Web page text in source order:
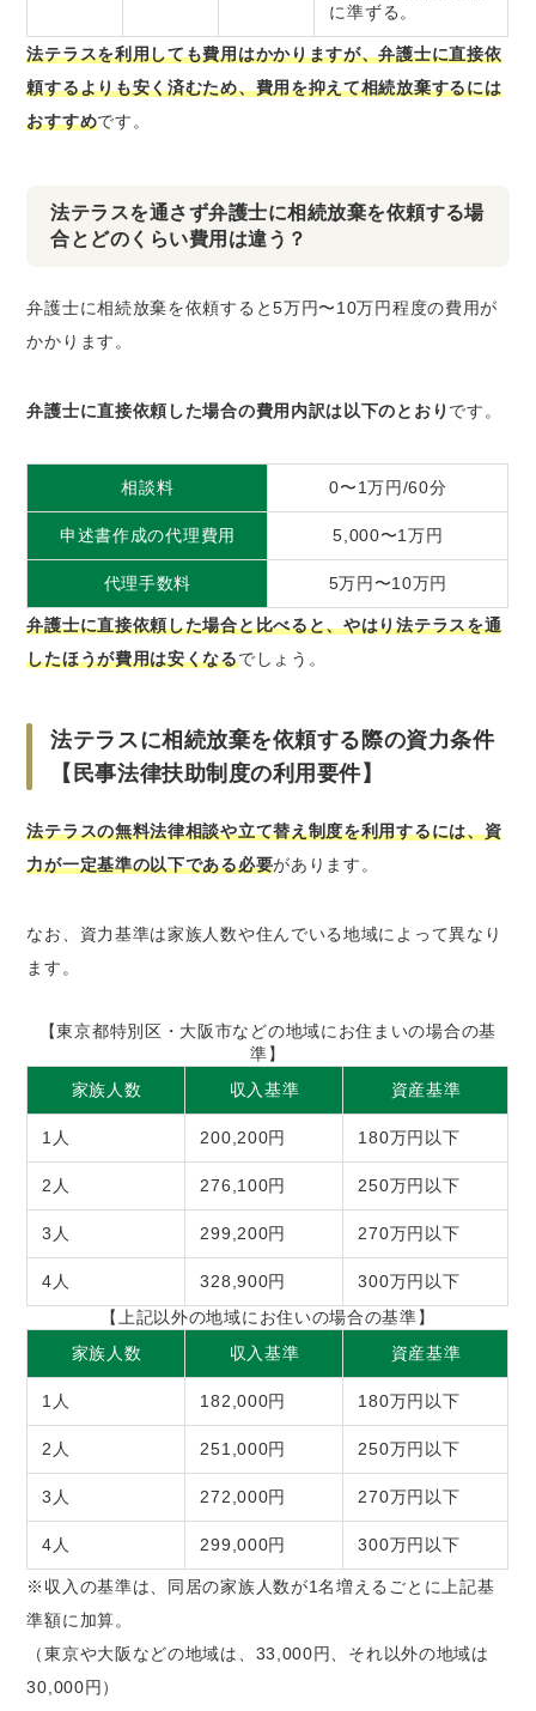
に準ずる。
法テラスを利用しても費用はかかりますが、弁護士に直接依
頼するよりも安く済むため、費用を抑えて相続放棄するには
おすすめです。
法テラスを通さず弁護士に相続放棄を依頼する場
合とどのくらい費用は違う？
弁護士に相続放棄を依頼すると5万円〜10万円程度の費用が
かかります。
弁護士に直接依頼した場合の費用内訳は以下のとおり です。
相談料 0〜1万円/60分
申述書作成の代理費用 5,000〜1万円
代理手数料 5万円〜10万円
弁護士に直接依頼した場合と比べると、やはり法テラスを通
したほうが費用は安くなるでしょう。
法テラスに相続放棄を依頼する際の資力条件
【民事法律扶助制度の利用要件】
法テラスの無料法律相談や立て替え制度を利用するには、資
力が一定基準の以下である必要があります。
なお、資力基準は家族人数や住んでいる地域によって異なり
ます。
【東京都特別区・大阪市などの地域にお住まいの場合の基
準】
家族人数
収入基準 資産基準
1人 200,200円 180万円以下
2人 276,100円 250万円以下
3人 299,200円 270万円以下
4人 328,900円
300万円以下
【上記以外の地域にお住いの場合の基準】
家族人数
収入基準 資産基準
1人 182,000円 180万円以下
2人 251,000円 250万円以下
3人 272,000円 270万円以下
4人 299,000円 300万円以下
※収入の基準は、同居の家族人数が1名増えるごとに上記基
準額に加算。
（東京や大阪などの地域は、33,000円、それ以外の地域は
30,000円）